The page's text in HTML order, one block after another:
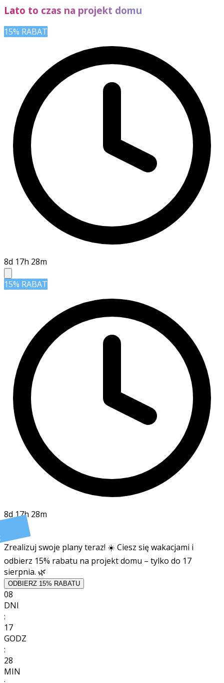
Lato to czas na projekt domu
15% RABAT
8d 17h 28m
15% RABAT
8d 17h 28m
Zrealizuj swoje plany teraz! ☀️ Ciesz się wakacjami i
odbierz 15% rabatu na projekt domu – tylko do 17
sierpnia. 🌿
ODBIERZ 15% RABATU
08
DNI
:
17
GODZ
:
28
MIN